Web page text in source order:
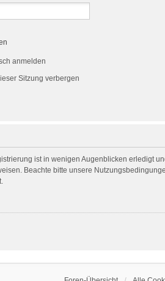
anmelden
Sitzung verbergen
ist in wenigen Augenblicken erledigt
Beachte bitte unsere